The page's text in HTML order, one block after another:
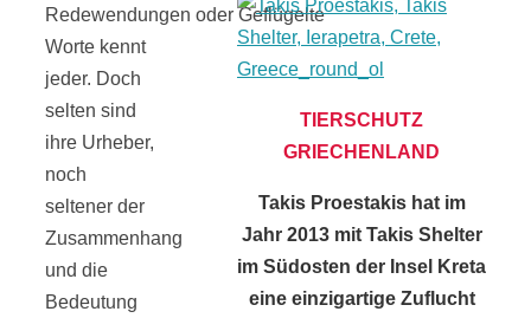
Redewendungen oder Geflügelte
Worte kennt
jeder. Doch
selten sind
ihre Urheber,
noch
seltener der
Zusammenhang
und die
Bedeutung
TIERSCHUTZ
GRIECHENLAND
Takis Proestakis hat im
Jahr 2013 mit Takis Shelter
im Südosten der Insel Kreta
eine einzigartige Zuflucht